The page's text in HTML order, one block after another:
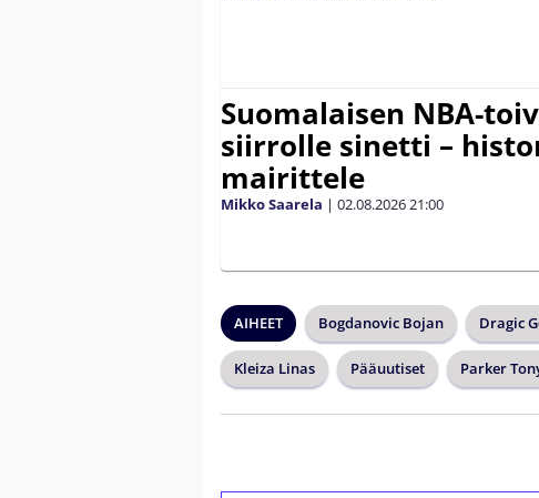
Suomalaisen NBA-
siirrolle sinetti –
mairittele
Mikko Saarela | 02.08.202621:00
AIHEET Bogdanovic Bojan Dragic
Kleiza Linas Pääuutiset Parker